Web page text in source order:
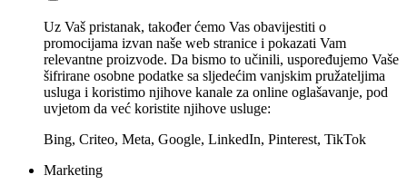
Uz Vaš pristanak, također ćemo Vas obavijestiti o
promocijama izvan naše web stranice i pokazati Vam
relevantne proizvode. Da bismo to učinili, uspoređujemo Vaše
šifrirane osobne podatke sa sljedećim vanjskim pružateljima
usluga i koristimo njihove kanale za online oglašavanje, pod
uvjetom da već koristite njihove usluge:
Bing, Criteo, Meta, Google, LinkedIn, Pinterest, TikTok
Marketing